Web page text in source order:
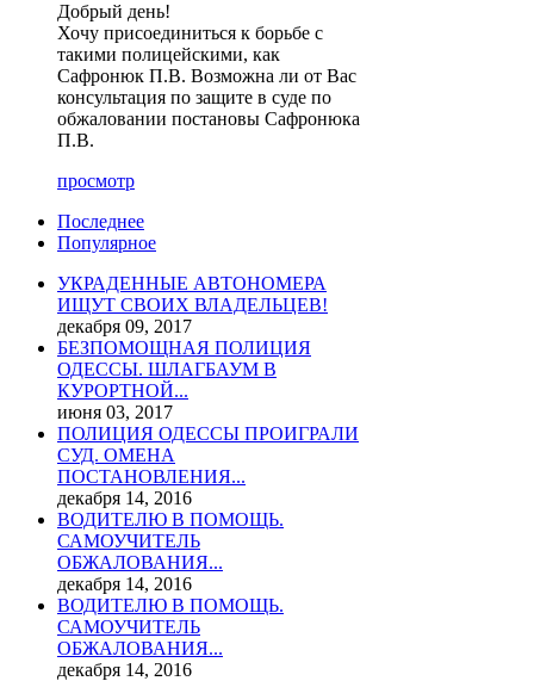
Добрый день!
Хочу присоединиться к борьбе с
такими полицейскими, как
Сафронюк П.В. Возможна ли от Вас
консультация по защите в суде по
обжаловании постановы Сафронюка
П.В.
просмотр
Последнее
Популярное
УКРАДЕННЫЕ АВТОНОМЕРА
ИЩУТ СВОИХ ВЛАДЕЛЬЦЕВ!
декабря 09, 2017
БЕЗПОМОЩНАЯ ПОЛИЦИЯ
ОДЕССЫ. ШЛАГБАУМ В
КУРОРТНОЙ...
июня 03, 2017
ПОЛИЦИЯ ОДЕССЫ ПРОИГРАЛИ
СУД. ОМЕНА
ПОСТАНОВЛЕНИЯ...
декабря 14, 2016
ВОДИТЕЛЮ В ПОМОЩЬ.
САМОУЧИТЕЛЬ
ОБЖАЛОВАНИЯ...
декабря 14, 2016
ВОДИТЕЛЮ В ПОМОЩЬ.
САМОУЧИТЕЛЬ
ОБЖАЛОВАНИЯ...
декабря 14, 2016